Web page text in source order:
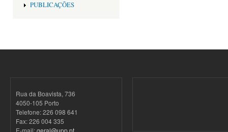
PUBLICAÇÕES
Rua da Boavista, 736
4050-105 Porto
Telefone: 226 098 641
Fax: 226 004 335